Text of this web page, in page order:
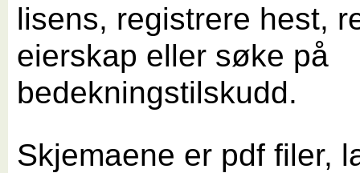
lisens, registrere hest,
eierskap eller søke på
bedekningstilskudd.
Skjemaene er pdf filer,